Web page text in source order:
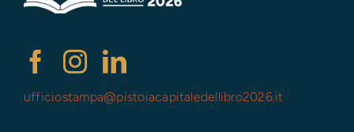
ufficiostampa@pistoiacapitaledellibro2026.it